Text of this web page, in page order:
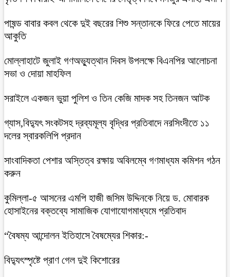
পাষন্ড বাবার কবল থেকে দুই বছরের শিশু সন্তানকে ফিরে পেতে মায়ের
আকুতি
মোল্লাহাটে জুলাই গণঅভ্যুত্থান দিবস উপলক্ষে বিএনপির আলোচনা
সভা ও দোয়া মাহফিল
সরাইলে একজন ভুয়া পুলিশ ও তিন কেজি মাদক সহ তিনজন আটক
গ্যাস,বিদ্যুৎ সংকটসহ দ্রব্যমূল্য বৃদ্ধির প্রতিবাদে নরসিংদীতে ১১
দলের স্বারকলিপি প্রদান
সাংবাদিকতা পেশার অস্তিত্ব রক্ষায় অবিলম্বে গণমাধ্যম কমিশন গঠন
করুন
কুমিল্লা-৫ আসনের এমপি হাজী জসিম উদ্দিনকে নিয়ে ড. মোবারক
হোসাইনের বক্তব্যে সামাজিক যোগাযোগমাধ্যমে প্রতিবাদ
“বৈষম্য আন্দোলন ইতিহাসে বৈষম্যের শিকার:-
বিদ্যুৎস্পৃষ্টে প্রাণ গেল দুই কিশোরের